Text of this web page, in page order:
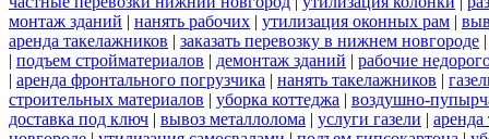
монтаж зданий | нанять рабочих | утилизация оконных рам |
аренда такелажников | заказать перевозку в нижнем новгороде
| подъем стройматериалов | демонтаж зданий | рабочие
| аренда фронтального погрузчика | нанять такелажников |
строительных материалов | уборка коттеджа | воздушно-
доставка под ключ | вывоз металлолома | услуги газели | аренда